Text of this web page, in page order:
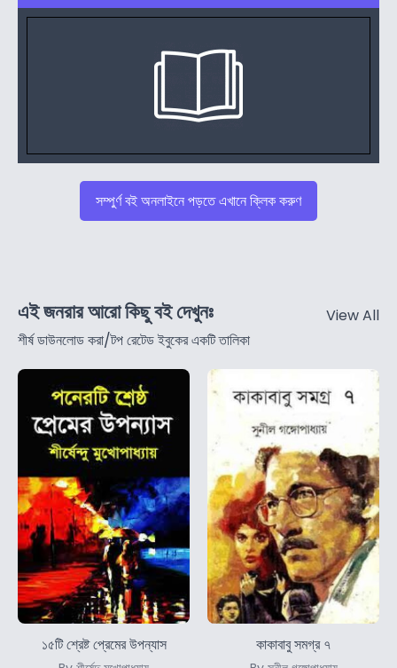
সম্পুর্ণ বই অনলাইনে পড়তে এখানে ক্লিক করুণ
এই জনরার আরো কিছু বই দেখুনঃ
শীর্ষ ডাউনলোড করা/টপ রেটেড ইবুকের একটি তালিকা
View All
১৫টি শ্রেষ্ট প্রেমের উপন্যাস কাকাবাবু সমগ্র ৭